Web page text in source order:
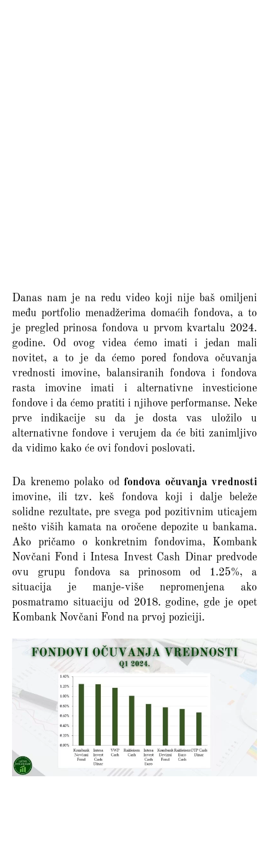
Danas nam je na redu video koji nije baš omiljeni
među portfolio menadžerima domaćih fondova, a to
je pregled prinosa fondova u prvom kvartalu 2024.
godine. Od ovog videa ćemo imati i jedan mali
novitet, a to je da ćemo pored fondova očuvanja
vrednosti imovine, balansiranih fondova i fondova
rasta imovine imati i alternativne investicione
fondove i da ćemo pratiti i njihove performanse. Neke
prve indikacije su da je dosta vas uložilo u
alternativne fondove i verujem da će biti zanimljivo
da vidimo kako će ovi fondovi poslovati.
Da krenemo polako od fondova očuvanja vrednosti
imovine, ili tzv. keš fondova koji i dalje beleže
solidne rezultate, pre svega pod pozitivnim uticajem
nešto viših kamata na oročene depozite u bankama.
Ako pričamo o konkretnim fondovima, Kombank
Novčani Fond i Intesa Invest Cash Dinar predvode
ovu grupu fondova sa prinosom od 1.25%, a
situacija je manje-više nepromenjena ako
posmatramo situaciju od 2018. godine, gde je opet
Kombank Novčani Fond na prvoj poziciji.